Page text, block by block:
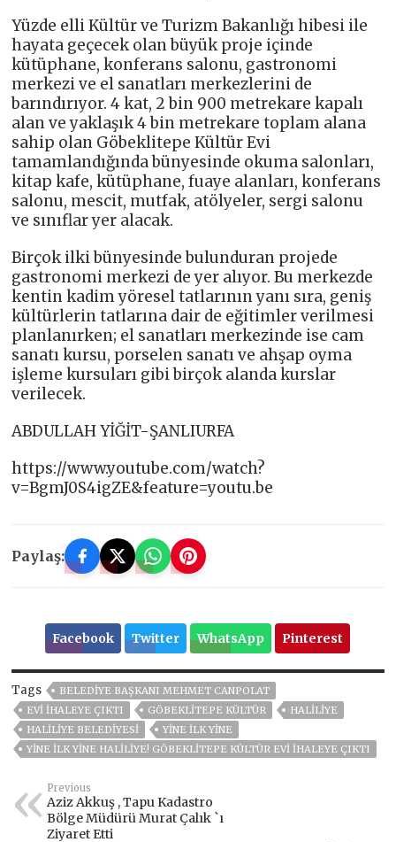
Yüzde elli Kültür ve Turizm Bakanlığı hibesi ile
hayata geçecek olan büyük proje içinde
kütüphane, konferans salonu, gastronomi
merkezi ve el sanatları merkezlerini de
barındırıyor. 4 kat, 2 bin 900 metrekare kapalı
alan ve yaklaşık 4 bin metrekare toplam alana
sahip olan Göbeklitepe Kültür Evi
tamamlandığında bünyesinde okuma salonları,
kitap kafe, kütüphane, fuaye alanları, konferans
salonu, mescit, mutfak, atölyeler, sergi salonu
ve sınıflar yer alacak.
Birçok ilki bünyesinde bulunduran projede
gastronomi merkezi de yer alıyor. Bu merkezde
kentin kadim yöresel tatlarının yanı sıra, geniş
kültürlerin tatlarına dair de eğitimler verilmesi
planlanırken; el sanatları merkezinde ise cam
sanatı kursu, porselen sanatı ve ahşap oyma
işleme kursuları gibi birçok alanda kurslar
verilecek.
ABDULLAH YİĞİT-ŞANLIURFA
https://www.youtube.com/watch?
v=BgmJ0S4igZE&feature=youtu.be
Paylaş:
Facebook Twitter WhatsApp Pinterest
Tags
BELEDIYE BAŞKANI MEHMET CANPOLAT
EVİ İHALEYE ÇIKTI
GÖBEKLİTEPE KÜLTÜR
HALILIYE
HALİLİYE BELEDİYESİ
YİNE İLK YİNE
YİNE İLK YİNE HALİLİYE! GÖBEKLİTEPE KÜLTÜR EVİ İHALEYE ÇIKTI
Previous
Aziz Akkuş , Tapu Kadastro
Bölge Müdürü Murat Çalık `ı
Ziyaret Etti